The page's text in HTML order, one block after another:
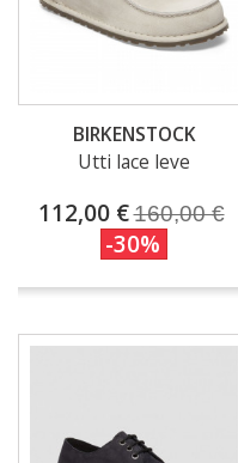
BIRKENSTOCK
Utti lace leve
112,00 €160,00 €
-30%